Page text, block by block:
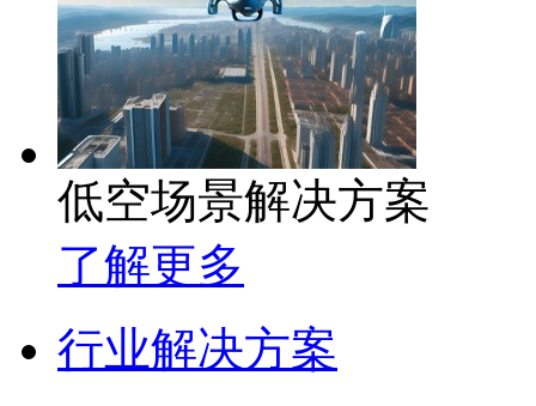
低空场景解决方案
了解更多
行业解决方案